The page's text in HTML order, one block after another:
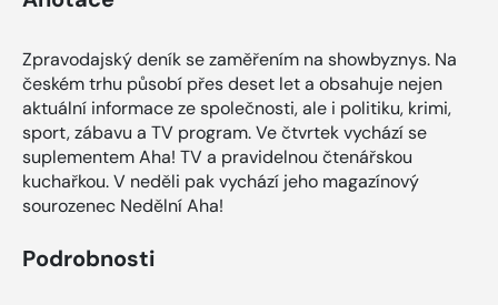
Zpravodajský deník se zaměřením na showbyznys. Na
českém trhu působí přes deset let a obsahuje nejen
aktuální informace ze společnosti, ale i politiku, krimi,
sport, zábavu a TV program. Ve čtvrtek vychází se
suplementem Aha! TV a pravidelnou čtenářskou
kuchařkou. V neděli pak vychází jeho magazínový
sourozenec Nedělní Aha!
Podrobnosti